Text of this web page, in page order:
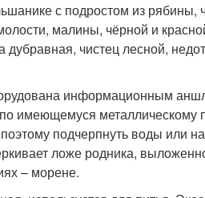
с подростом из
малины, чёрной и
чистец лесной,
информационным
имеющемуся металлическому
подчерпнуть воды или
ложе родника,
– морене.